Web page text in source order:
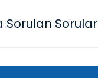
Sorulan Sorular